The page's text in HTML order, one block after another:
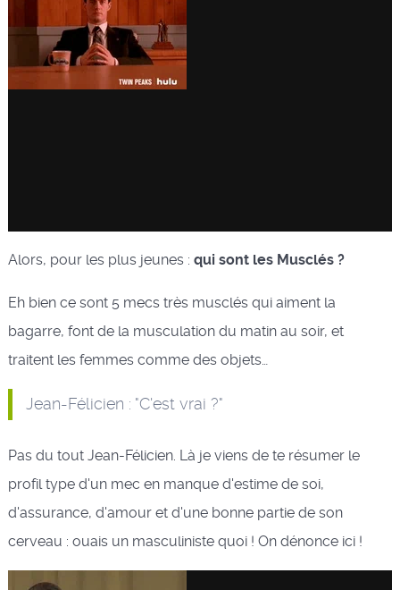
Alors, pour les plus jeunes : qui sont les Musclés ?
Eh bien ce sont 5 mecs très musclés qui aiment la
bagarre, font de la musculation du matin au soir, et
traitent les femmes comme des objets…
Jean-Félicien : "C'est vrai ?"
Pas du tout Jean-Félicien. Là je viens de te résumer le
profil type d'un mec en manque d'estime de soi,
d'assurance, d'amour et d'une bonne partie de son
cerveau : ouais un masculiniste quoi ! On dénonce ici !